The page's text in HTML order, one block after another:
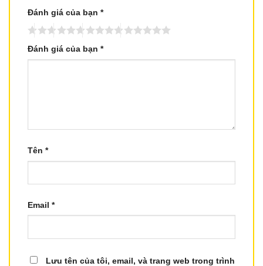
Đánh giá của bạn *
Đánh giá của bạn *
Tên *
Email *
Lưu tên của tôi, email, và trang web trong trình